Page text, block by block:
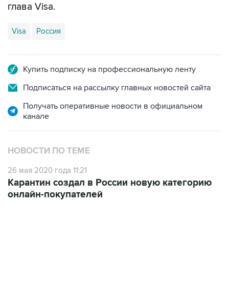
Visa Россия
Подписаться на рассылку главных новостей сайта
Получать оперативные новости в официальном
НОВОСТИ ПО ТЕМЕ
26 мая 2020 года 11:21
онлайн-покупателей